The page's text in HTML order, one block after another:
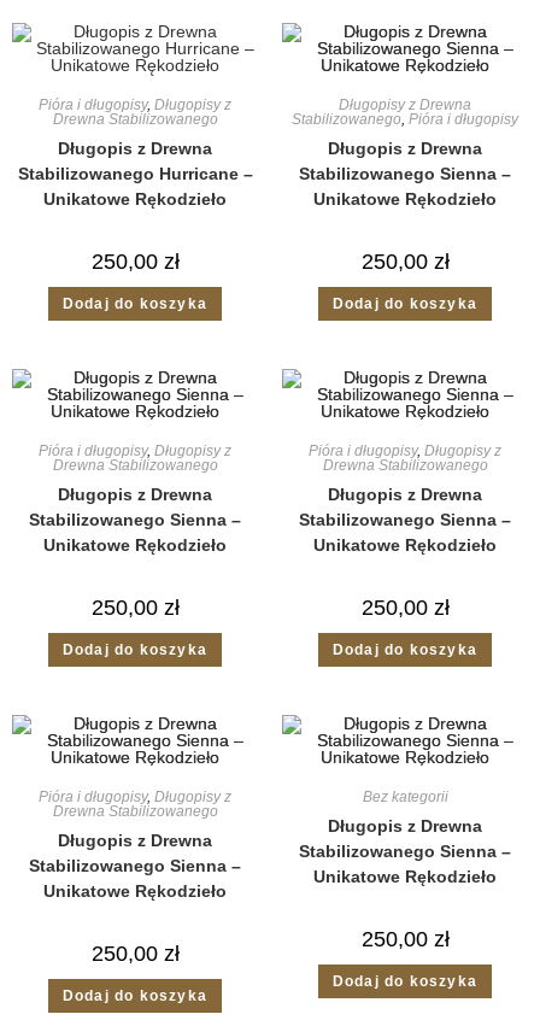
Pióra i długopisy, Długopisy z
Drewna Stabilizowanego
Długopis z Drewna
Stabilizowanego Hurricane –
Unikatowe Rękodzieło
250,00 zł
Dodaj do koszyka
Długopisy z Drewna
Stabilizowanego, Pióra i długopisy
Długopis z Drewna
Stabilizowanego Sienna –
Unikatowe Rękodzieło
250,00 zł
Dodaj do koszyka
Pióra i długopisy, Długopisy z
Drewna Stabilizowanego
Długopis z Drewna
Stabilizowanego Sienna –
Unikatowe Rękodzieło
250,00 zł
Dodaj do koszyka
Pióra i długopisy, Długopisy z
Drewna Stabilizowanego
Długopis z Drewna
Stabilizowanego Sienna –
Unikatowe Rękodzieło
250,00 zł
Dodaj do koszyka
Pióra i długopisy, Długopisy z
Drewna Stabilizowanego
Długopis z Drewna
Stabilizowanego Sienna –
Unikatowe Rękodzieło
250,00 zł
Dodaj do koszyka
Bez kategorii
Długopis z Drewna
Stabilizowanego Sienna –
Unikatowe Rękodzieło
250,00 zł
Dodaj do koszyka